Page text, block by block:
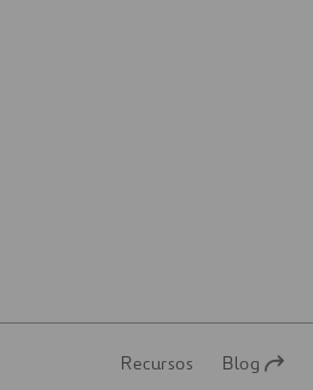
Recursos
Abrir
Blog